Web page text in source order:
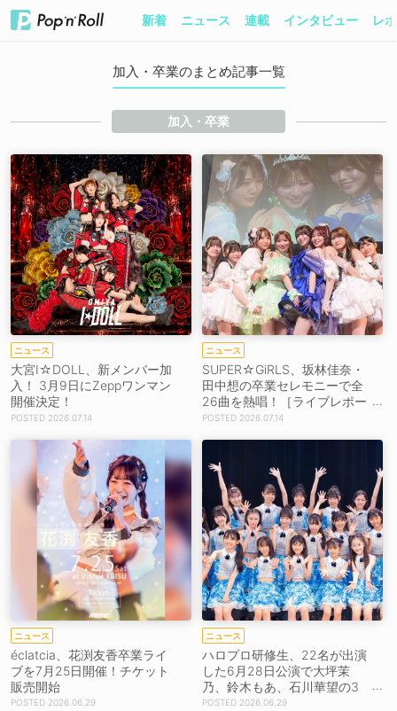
新着 ニュース 連載 インタビュー レ
加入・卒業のまとめ記事一覧
加入・卒業
ニュース
大宮I☆DOLL、新メンバー加
入！ 3月9日にZeppワンマン
開催決定！
2026.07.14
ニュース
SUPER☆GiRLS、坂林佳奈・
田中想の卒業セレモニーで全
26曲を熱唱！［ライブレポー
ト］
2026.07.14
ニュース
éclatcia、花渕友香卒業ライ
ブを7月25日開催！チケット
販売開始
2026.06.29
ニュース
ハロプロ研修生、22名が出演
した6月28日公演で大坪茉
乃、鈴木もあ、石川華望の3
名が最後のステージ［ライブ
2026.06.29